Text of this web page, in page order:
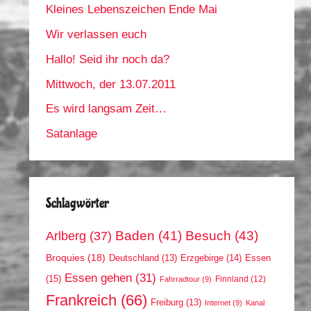
Kleines Lebenszeichen Ende Mai
Wir verlassen euch
Hallo! Seid ihr noch da?
Mittwoch, der 13.07.2011
Es wird langsam Zeit…
Satanlage
Schlagwörter
Arlberg (37) Baden (41) Besuch (43)
Broquies (18) Deutschland (13) Erzgebirge (14) Essen
(15) Essen gehen (31) Fahrradtour (9) Finnland (12)
Frankreich (66) Freiburg (13) Internet (9) Kanal